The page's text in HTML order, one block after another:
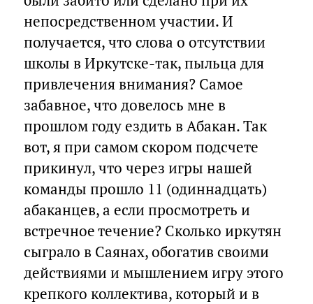
непосредственном участии. И
получается, что слова о отсутствии
школы в Иркутске-так, пыльца для
привлечения внимания? Самое
забавное, что довелось мне в
прошлом году ездить в Абакан. Так
вот, я при самом скором подсчете
прикинул, что через игры нашей
команды прошло 11 (одиннадцать)
абаканцев, а если просмотреть и
встречное течение? Сколько иркутян
сыграло в Саянах, обогатив своими
действиями и мышлением игру этого
крепкого коллектива, который и в